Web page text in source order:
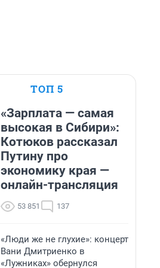
ТОП 5
«Зарплата — самая
высокая в Сибири»:
Котюков рассказал
Путину про
экономику края —
онлайн-трансляция
53 851 137
«Люди же не глухие»: концерт
Вани Дмитриенко в
«Лужниках» обернулся